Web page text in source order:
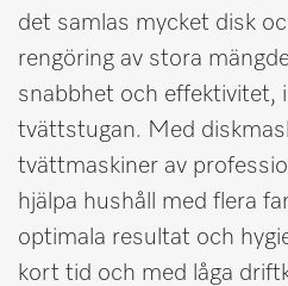
det samlas mycket disk
rengöring av stora
snabbhet och effektivitet,
tvättstugan. Med
tvättmaskiner av
hjälpa hushåll med flera
optimala resultat och
kort tid och med låga